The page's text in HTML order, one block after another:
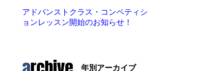
アドバンストクラス・コンペティシ
ョンレッスン開始のお知らせ！
年別アーカイブ